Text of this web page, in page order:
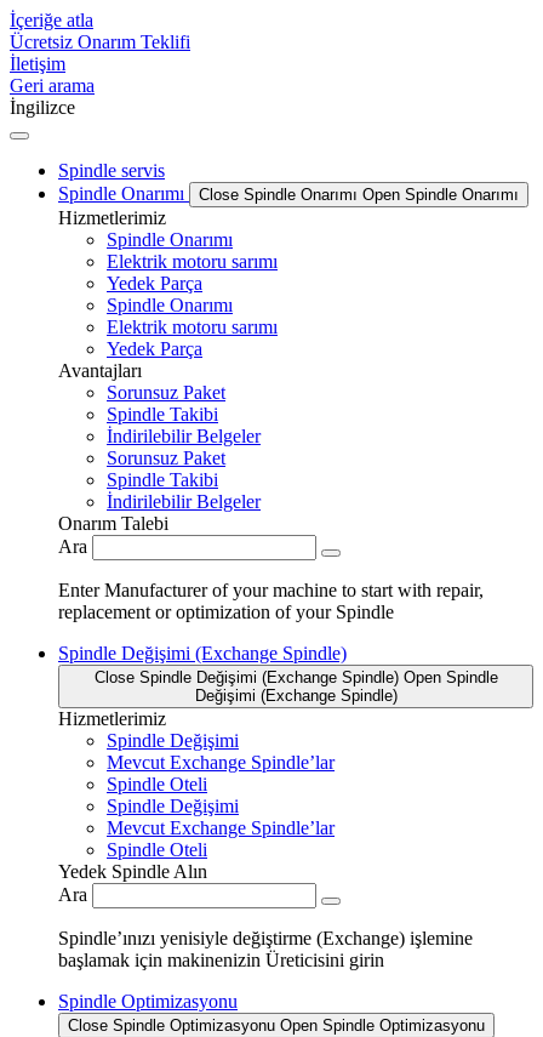
İçeriğe atla
Ücretsiz Onarım Teklifi
İletişim
Geri arama
İngilizce
Spindle servis
Spindle Onarımı
Close Spindle Onarımı Open Spindle Onarımı
Hizmetlerimiz
Spindle Onarımı
Elektrik motoru sarımı
Yedek Parça
Spindle Onarımı
Elektrik motoru sarımı
Yedek Parça
Avantajları
Sorunsuz Paket
Spindle Takibi
İndirilebilir Belgeler
Sorunsuz Paket
Spindle Takibi
İndirilebilir Belgeler
Onarım Talebi
Ara
Enter Manufacturer of your machine to start with repair,
replacement or optimization of your Spindle
Spindle Değişimi (Exchange Spindle)
Close Spindle Değişimi (Exchange Spindle) Open Spindle
Değişimi (Exchange Spindle)
Hizmetlerimiz
Spindle Değişimi
Mevcut Exchange Spindle’lar
Spindle Oteli
Spindle Değişimi
Mevcut Exchange Spindle’lar
Spindle Oteli
Yedek Spindle Alın
Ara
Spindle’ınızı yenisiyle değiştirme (Exchange) işlemine
başlamak için makinenizin Üreticisini girin
Spindle Optimizasyonu
Close Spindle Optimizasyonu Open Spindle Optimizasyonu